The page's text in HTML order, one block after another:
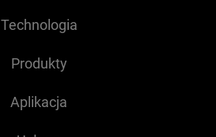
Technologia
Produkty
Aplikacja